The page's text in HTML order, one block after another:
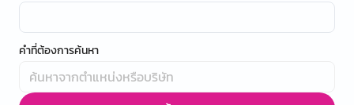
คำที่ต้องการค้นหา